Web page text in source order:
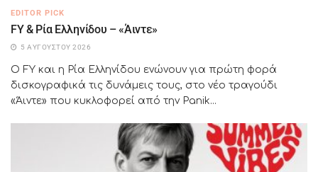
EDITOR PICK
FY & Ρία Ελληνίδου – «Άιντε»
5 ΑΥΓΟΎΣΤΟΥ 2026
Ο FY και η Ρία Ελληνίδου ενώνουν για πρώτη φορά
δισκογραφικά τις δυνάμεις τους, στο νέο τραγούδι
«Άιντε» που κυκλοφορεί από την Panik...